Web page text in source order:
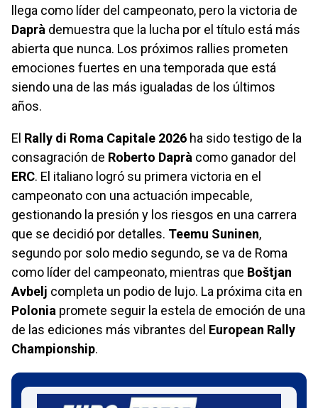
llega como líder del campeonato, pero la victoria de
Daprà demuestra que la lucha por el título está más
abierta que nunca. Los próximos rallies prometen
emociones fuertes en una temporada que está
siendo una de las más igualadas de los últimos
años.
El Rally di Roma Capitale 2026 ha sido testigo de la
consagración de Roberto Daprà como ganador del
ERC. El italiano logró su primera victoria en el
campeonato con una actuación impecable,
gestionando la presión y los riesgos en una carrera
que se decidió por detalles. Teemu Suninen,
segundo por solo medio segundo, se va de Roma
como líder del campeonato, mientras que Boštjan
Avbelj completa un podio de lujo. La próxima cita en
Polonia promete seguir la estela de emoción de una
de las ediciones más vibrantes del European Rally
Championship.